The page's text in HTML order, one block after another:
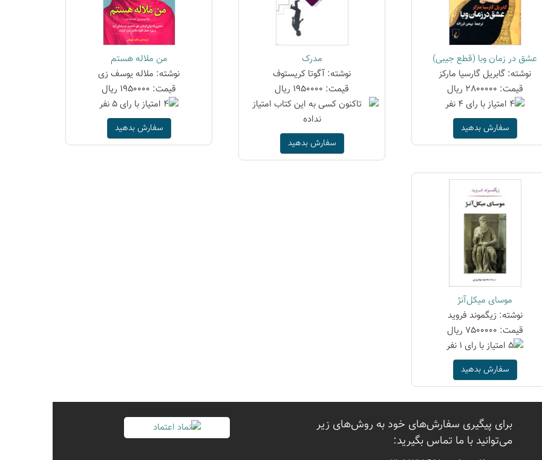
عشق در زمان وبا (قطع جیبی)
نوشته: گابریل گارسیا مارکز
قیمت: 2800000 ریال
سفارش بدهید
مدرک
نوشته: آگوتا کریستوف
قیمت: 1950000 ریال
سفارش بدهید
من ملاله هستم
نوشته: ملاله یوسف زی
قیمت: 1950000 ریال
سفارش بدهید
موسای میکل‌آنژ
نوشته: زیگموند فروید
قیمت: 7500000 ریال
سفارش بدهید
برای پیگیری سفارش‌های خود به روش‌های زیر
می‌توانید با ما تماس بگیرید: